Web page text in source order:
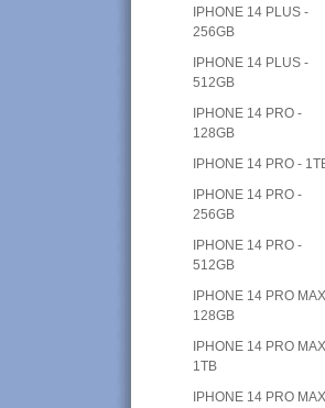
IPHONE 14 PLUS -
256GB
IPHONE 14 PLUS -
512GB
IPHONE 14 PRO -
128GB
IPHONE 14 PRO -
IPHONE 14 PRO -
256GB
IPHONE 14 PRO -
512GB
IPHONE 14 PRO
128GB
IPHONE 14 PRO
1TB
IPHONE 14 PRO